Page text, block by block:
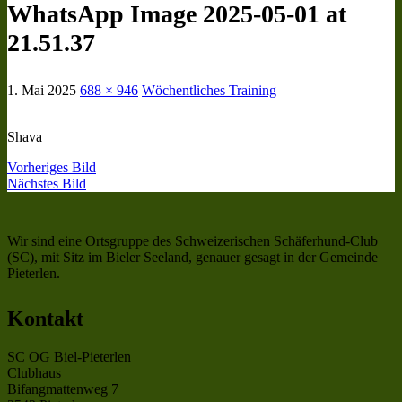
WhatsApp Image 2025-05-01 at
21.51.37
1. Mai 2025 688 × 946 Wöchentliches Training
Shava
Vorheriges Bild
Nächstes Bild
Wir sind eine Ortsgruppe des Schweizerischen Schäferhund-Club
(SC), mit Sitz im Bieler Seeland, genauer gesagt in der Gemeinde
Pieterlen.
Kontakt
SC OG Biel-Pieterlen
Clubhaus
Bifangmattenweg 7